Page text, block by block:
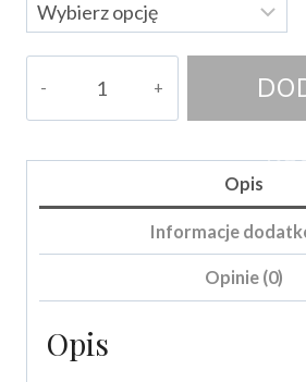
Opis
Informacje
Opinie (0)
Opis